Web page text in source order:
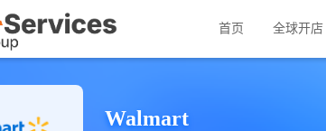
首页 全球开店
Walmart